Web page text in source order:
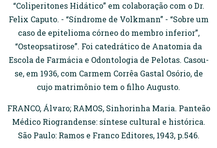
“Coliperitones Hidático” em colaboração com o Dr.
Felix Caputo. - “Síndrome de Volkmann” - “Sobre um
caso de epitelioma córneo do membro inferior”,
“Osteopsatirose”. Foi catedrático de Anatomia da
Escola de Farmácia e Odontologia de Pelotas. Casou-
se, em 1936, com Carmem Corrêa Gastal Osório, de
cujo matrimônio tem o filho Augusto.
FRANCO, Álvaro; RAMOS, Sinhorinha Maria. Panteão
Médico Riograndense: síntese cultural e histórica.
São Paulo: Ramos e Franco Editores, 1943, p.546.